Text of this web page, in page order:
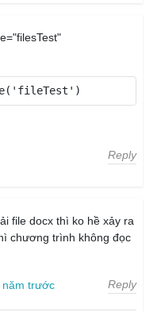
Reply
file docx thì ko hề xảy ra
chương trình không đọc
năm trước Reply